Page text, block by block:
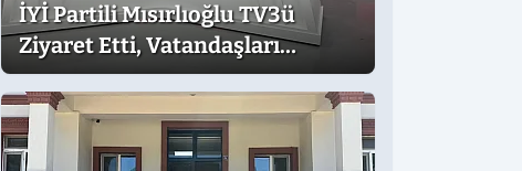
İYİ Partili Mısırlıoğlu TV3ü
Ziyaret Etti, Vatandaşları
Mitinge Davet Etti